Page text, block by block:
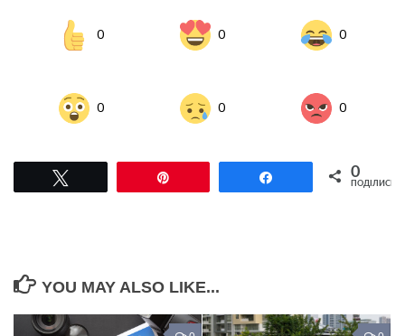
0 0 0
0 0 0
Поділитися0
ПОДІЛИСЬ
YOU MAY ALSO LIKE...